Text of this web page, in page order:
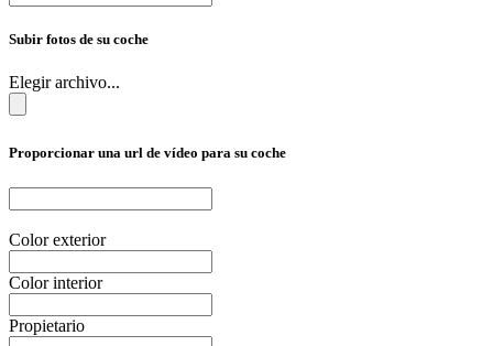
Subir fotos de su coche
Elegir archivo...
Proporcionar una url de vídeo para su coche
Color exterior
Color interior
Propietario